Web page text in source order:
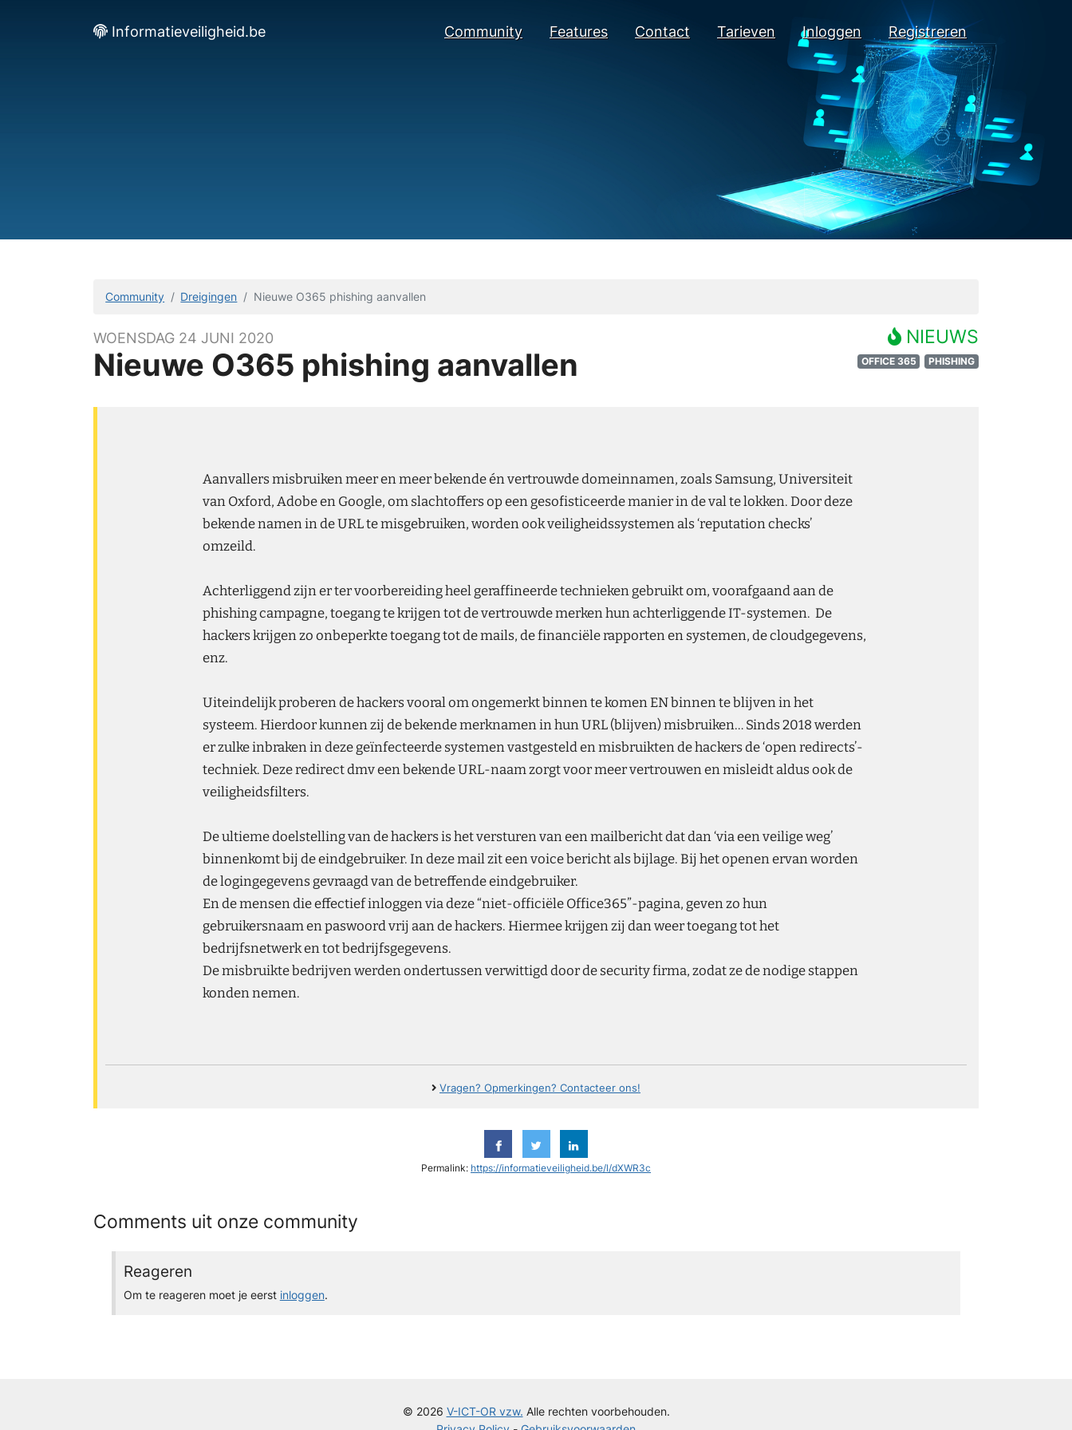
Informatieveiligheid.be Community Features Contact Tarieven Inloggen Registreren
Community Dreigingen Nieuwe O365 phishing aanvallen
NIEUWS
OFFICE 365 PHISHING
WOENSDAG 24 JUNI 2020
Nieuwe O365 phishing aanvallen
Aanvallers misbruiken meer en meer bekende én vertrouwde domeinnamen, zoals Samsung, Universiteit
van Oxford, Adobe en Google, om slachtoffers op een gesofisticeerde manier in de val te lokken. Door deze
bekende namen in de URL te misgebruiken, worden ook veiligheidssystemen als ‘reputation checks’
omzeild.
Achterliggend zijn er ter voorbereiding heel geraffineerde technieken gebruikt om, voorafgaand aan de
phishing campagne, toegang te krijgen tot de vertrouwde merken hun achterliggende IT-systemen. De
hackers krijgen zo onbeperkte toegang tot de mails, de financiële rapporten en systemen, de cloudgegevens,
enz.
Uiteindelijk proberen de hackers vooral om ongemerkt binnen te komen EN binnen te blijven in het
systeem. Hierdoor kunnen zij de bekende merknamen in hun URL (blijven) misbruiken… Sinds 2018 werden
er zulke inbraken in deze geïnfecteerde systemen vastgesteld en misbruikten de hackers de ‘open redirects’-
techniek. Deze redirect dmv een bekende URL-naam zorgt voor meer vertrouwen en misleidt aldus ook de
veiligheidsfilters.
De ultieme doelstelling van de hackers is het versturen van een mailbericht dat dan ‘via een veilige weg’
binnenkomt bij de eindgebruiker. In deze mail zit een voice bericht als bijlage. Bij het openen ervan worden
de logingegevens gevraagd van de betreffende eindgebruiker.
En de mensen die effectief inloggen via deze “niet-officiële Office365”-pagina, geven zo hun
gebruikersnaam en paswoord vrij aan de hackers. Hiermee krijgen zij dan weer toegang tot het
bedrijfsnetwerk en tot bedrijfsgegevens.
De misbruikte bedrijven werden ondertussen verwittigd door de security firma, zodat ze de nodige stappen
konden nemen.
Vragen? Opmerkingen? Contacteer ons!
Permalink: https://informatieveiligheid.be/l/dXWR3c
Comments uit onze community
Reageren
Om te reageren moet je eerst inloggen.
© 2026 V-ICT-OR vzw. Alle rechten voorbehouden.